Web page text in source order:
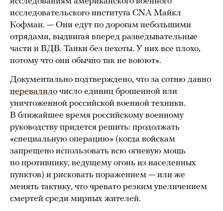
исследовательского института CNA Майкл
Кофман. — Они едут по дорогам небольшими
отрядами, выдвигая вперед разведывательные
части и ВДВ. Танки без пехоты. У них все плохо,
потому что они обычно так не воюют».
Документально подтверждено, что за сотню давно
перевалило число единиц брошенной или
уничтоженной российской военной техники.
В ближайшее время российскому военному
руководству придется решить: продолжать
«специальную операцию» (когда войскам
запрещено использовать всю огневую мощь
по противнику, ведущему огонь из населенных
пунктов) и рисковать поражением — или же
менять тактику, что чревато резким увеличением
смертей среди мирных жителей.